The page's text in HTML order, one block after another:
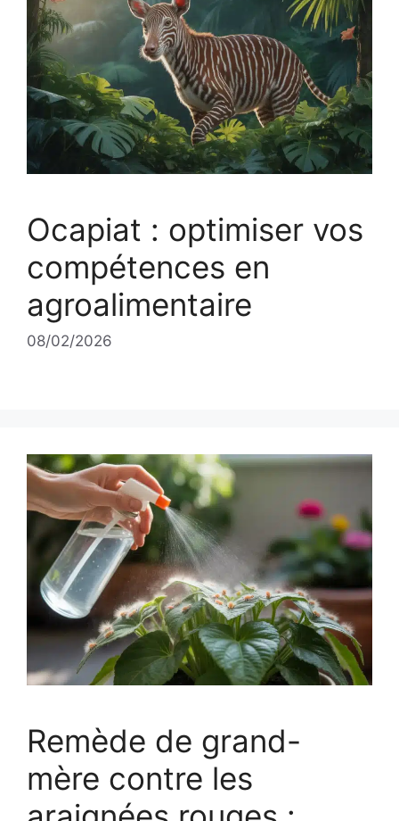
Ocapiat : optimiser vos
compétences en
agroalimentaire
08/02/2026
Remède de grand-
mère contre les